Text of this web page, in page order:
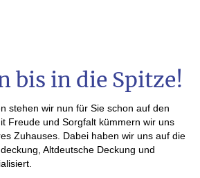
bis in die Spitze!
stehen wir nun für Sie schon auf den
Freude und Sorgfalt kümmern wir uns
Zuhauses. Dabei haben wir uns auf die
Altdeutsche Deckung und